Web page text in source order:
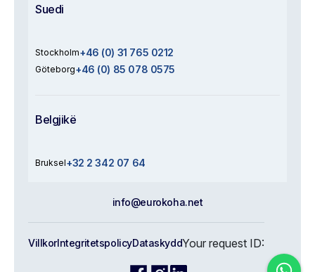
Suedi
Stockholm+46 (0) 31 765 0212
Göteborg+46 (0) 85 078 0575
Belgjikë
Bruksel+32 2 342 07 64
info@eurokoha.net
VillkorIntegritetspolicyDataskyddYour request ID: